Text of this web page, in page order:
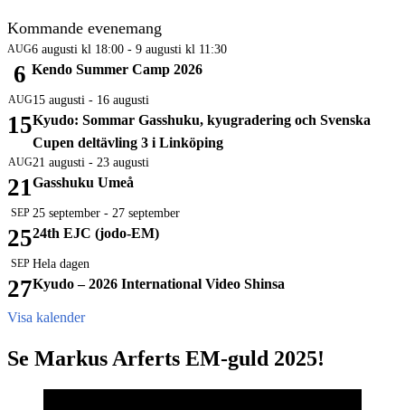
Kommande evenemang
AUG
6
6 augusti kl 18:00 - 9 augusti kl 11:30
Kendo Summer Camp 2026
AUG
15
15 augusti - 16 augusti
Kyudo: Sommar Gasshuku, kyugradering och Svenska
Cupen deltävling 3 i Linköping
AUG
21
21 augusti - 23 augusti
Gasshuku Umeå
SEP
25
25 september - 27 september
24th EJC (jodo-EM)
SEP
27
Hela dagen
Kyudo – 2026 International Video Shinsa
Visa kalender
Se Markus Arferts EM-guld 2025!